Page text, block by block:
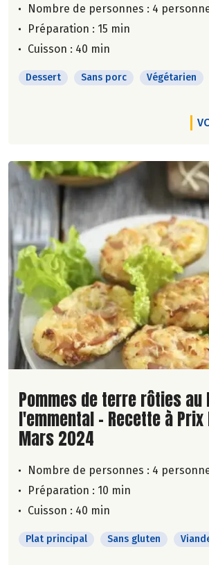
Nombre de personnes : 4
Préparation : 15 min
Cuisson : 40 min
Dessert Sans porc Végétarien
Lire la suite de la recette
Pommes de terre rôties au
l'emmental - Recette à Prix
Mars 2024
Nombre de personnes : 4
Préparation : 10 min
Cuisson : 40 min
Plat principal Sans gluten